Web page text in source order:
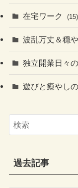
在宅ワーク (15)
波乱万丈＆穏
独立開業日々
遊びと癒やし
過去記事